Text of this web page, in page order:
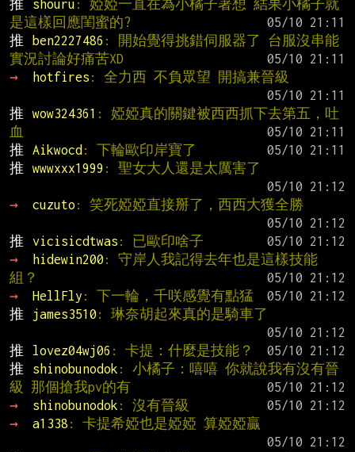
推
shouru : 婭婭一直在為小橘子著想 結果小橘子就
是這樣回應閨蜜的?
推
ben2227486 : 開始覺得挑錯伺服器了 台服沒串能
實況討論好痛苦XD
→
hotfires : 全力西 不負眾望 開搞兼晉級
推
wow324361 : 婭婭真的關鍵被西西抓下去第五，吐
血
推
Aikwocd : 下輪歐印岸寶了
推
wwwxxx1999 : 聖女大人還是太厲害了
→
cuzuto : 笑死婭婭直接掰了，西西大獲全勝
推
vicisicdtwas : 已歐印啥子
→
hidewin200 : 守岸人我記得去年也是這樣技能
組？
→
HellFly : 下一輪，千咲感覺有點猛
推
james3510 : 琳奈胡起來真的是騎車了
推
lovez04wj06 : 卡提：什麼是技能？
推
shinobunodok : 小橘子：嘻嘻 你就說我有沒有晉
級 那個搶我pv的有
→
shinobunodok : 沒有晉級
→
a1338 : 卡提希婭也是婭婭 算婭婭贏